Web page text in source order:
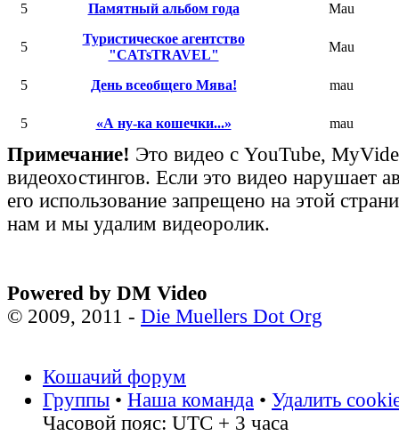
5 Памятный альбом года Mau
5
Туристическое агентство
"CATsTRAVEL"
Mau
5 День всеобщего Мява! mau
5 «А ну-ка кошечки...» mau
Примечание! Это видео с YouTube,
видеохостингов. Если это видео нарушает
его использование запрещено на этой
нам и мы удалим видеоролик.
Powered by DM Video
© 2009, 2011 - Die Muellers Dot Org
Кошачий форум
Группы • Наша команда • Удалить
Часовой пояс: UTC + 3 часа